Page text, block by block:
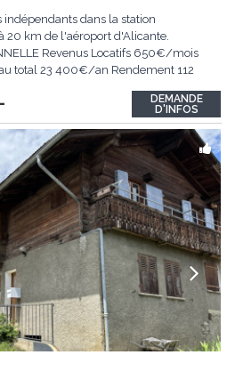
indépendants dans la station
20 km de l'aéroport d'Alicante.
Revenus Locatifs 650€/mois
total 23 400€/an Rendement 112
avec vue mer, un atout majeur pour
État...
DEMANDE
D'INFOS